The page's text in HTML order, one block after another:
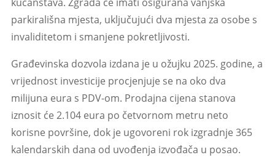
parkirališna mjesta, uključujući dva mjesta za osobe s
invaliditetom i smanjene pokretljivosti.
Građevinska dozvola izdana je u ožujku 2025. godine, a
vrijednost investicije procjenjuje se na oko dva
milijuna eura s PDV-om. Prodajna cijena stanova
iznosit će 2.104 eura po četvornom metru neto
korisne površine, dok je ugovoreni rok izgradnje 365
kalendarskih dana od uvođenja izvođača u posao.